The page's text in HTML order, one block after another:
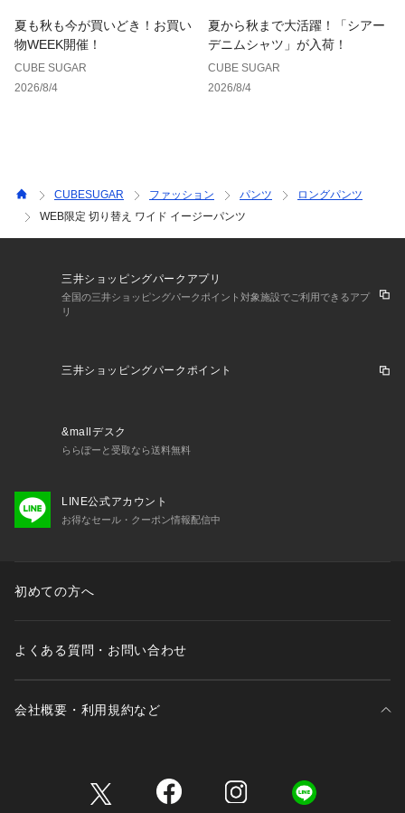
夏も秋も今が買いどき！お買い
物WEEK開催！
CUBE SUGAR
2026/8/4
夏から秋まで大活躍！「シアー
デニムシャツ」が入荷！
CUBE SUGAR
2026/8/4
CUBESUGAR ファッション パンツ
ロングパンツ
WEB限定 切り替え ワイド イージーパンツ
三井ショッピングパークアプリ
全国の三井ショッピングパークポイント対象施設でご利用できるアプ
リ
三井ショッピングパークポイント
&mallデスク
ららぽーと受取なら送料無料
LINE公式アカウント
お得なセール・クーポン情報配信中
初めての方へ
よくある質問・お問い合わせ
会社概要・利用規約など